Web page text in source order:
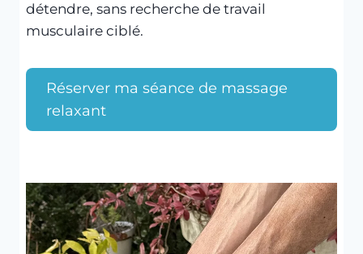
détendre, sans recherche de travail
musculaire ciblé.
Réserver ma séance de massage
relaxant